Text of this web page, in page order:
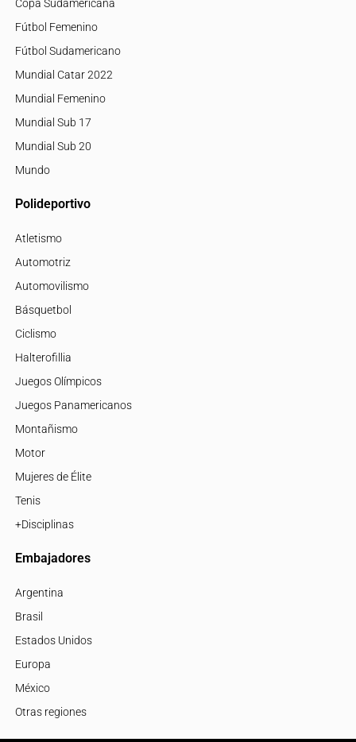
Copa Sudamericana
Fútbol Femenino
Fútbol Sudamericano
Mundial Catar 2022
Mundial Femenino
Mundial Sub 17
Mundial Sub 20
Mundo
Polideportivo
Atletismo
Automotriz
Automovilismo
Básquetbol
Ciclismo
Halterofillia
Juegos Olímpicos
Juegos Panamericanos
Montañismo
Motor
Mujeres de Élite
Tenis
+Disciplinas
Embajadores
Argentina
Brasil
Estados Unidos
Europa
México
Otras regiones